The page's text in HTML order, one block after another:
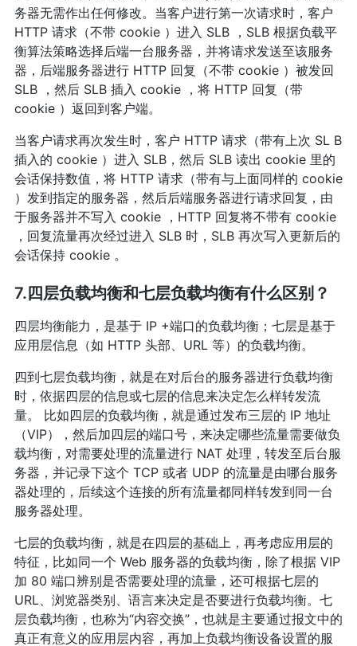
务器无需作出任何修改。当客户进行第一次请求时，客户
HTTP 请求（不带 cookie ）进入 SLB ，SLB 根据负载平
衡算法策略选择后端一台服务器，并将请求发送至该服务
器，后端服务器进行 HTTP 回复（不带 cookie ）被发回
SLB ，然后 SLB 插入 cookie ，将 HTTP 回复（带
cookie ）返回到客户端。
当客户请求再次发生时，客户 HTTP 请求（带有上次 SL B
插入的 cookie ）进入 SLB，然后 SLB 读出 cookie 里的
会话保持数值，将 HTTP 请求（带有与上面同样的 cookie
）发到指定的服务器，然后后端服务器进行请求回复，由
于服务器并不写入 cookie ，HTTP 回复将不带有 cookie
，回复流量再次经过进入 SLB 时，SLB 再次写入更新后的
会话保持 cookie 。
7.四层负载均衡和七层负载均衡有什么区别？
四层均衡能力，是基于 IP +端口的负载均衡；七层是基于
应用层信息（如 HTTP 头部、URL 等）的负载均衡。
四到七层负载均衡，就是在对后台的服务器进行负载均衡
时，依据四层的信息或七层的信息来决定怎么样转发流
量。 比如四层的负载均衡，就是通过发布三层的 IP 地址
（VIP），然后加四层的端口号，来决定哪些流量需要做负
载均衡，对需要处理的流量进行 NAT 处理，转发至后台服
务器，并记录下这个 TCP 或者 UDP 的流量是由哪台服务
器处理的，后续这个连接的所有流量都同样转发到同一台
服务器处理。
七层的负载均衡，就是在四层的基础上，再考虑应用层的
特征，比如同一个 Web 服务器的负载均衡，除了根据 VIP
加 80 端口辨别是否需要处理的流量，还可根据七层的
URL、浏览器类别、语言来决定是否要进行负载均衡。七
层负载均衡，也称为“内容交换”，也就是主要通过报文中的
真正有意义的应用层内容，再加上负载均衡设备设置的服